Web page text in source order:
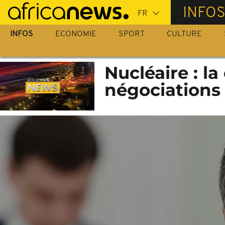
Passer
au
contenu
INFOS
INFOS ECONOMIE SPORT CULTURE
Nucléaire :
négociations